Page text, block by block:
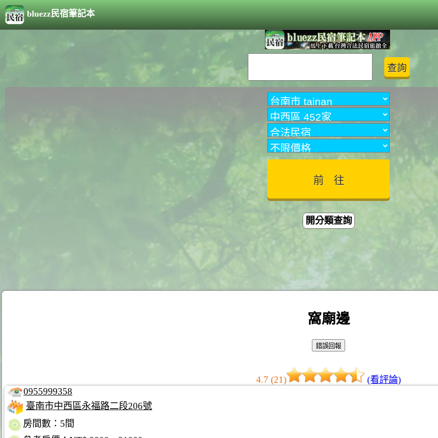
bluezz民宿筆記本
開分類查詢
窩廟邊
4.7 (21)
(看評論)
0955999358
臺南市中西區永福路二段206號
房間數：5間